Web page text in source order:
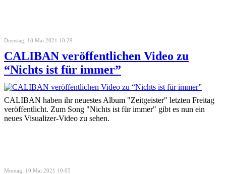
Dienstag, 18 Mai 2021 10:29
CALIBAN veröffentlichen Video zu
“Nichts ist für immer”
CALIBAN haben ihr neuestes Album "Zeitgeister" letzten Freitag
veröffentlicht. Zum Song "Nichts ist für immer" gibt es nun ein
neues Visualizer-Video zu sehen.
Montag, 10 Mai 2021 10:05